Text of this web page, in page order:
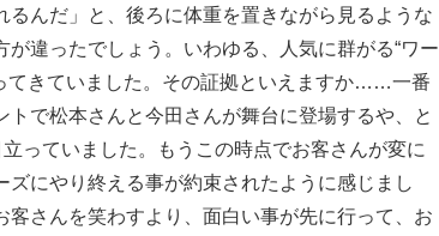
るんだ」と、後ろに体重を置きながら見るような
違ったでしょう。いわゆる、人気に群がる“ワー
てきていました。その証拠といえますか……一番
で松本さんと今田さんが舞台に登場するや、と
っていました。もうこの時点でお客さんが変に
にやり終える事が約束されたように感じまし
客さんを笑わすより、面白い事が先に行って、お